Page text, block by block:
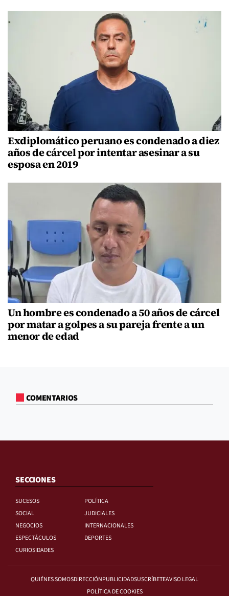
Exdiplomático peruano es condenado a diez
años de cárcel por intentar asesinar a su
esposa en 2019
Un hombre es condenado a 50 años de cárcel
por matar a golpes a su pareja frente a un
menor de edad
COMENTARIOS
SECCIONES
SUCESOS
POLÍTICA
SOCIAL
JUDICIALES
NEGOCIOS
INTERNACIONALES
ESPECTÁCULOS
DEPORTES
CURIOSIDADES
QUIÉNES SOMOSDIRECCIÓNPUBLICIDADSUSCRÍBETEAVISO LEGAL
POLÍTICA DE COOKIES